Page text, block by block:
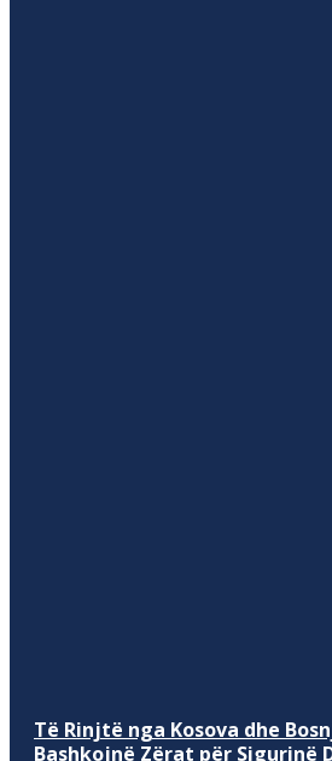
Të Rinjtë nga Kosova dhe
Bashkojnë Zërat për Sigurinë